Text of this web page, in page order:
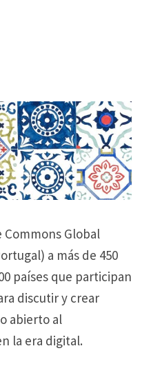
Commons Global
a más de 450
países que participan
discutir y crear
abierto al
la era digital.